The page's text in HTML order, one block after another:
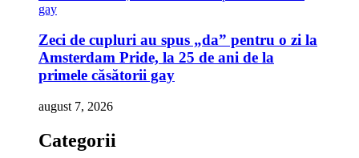
Zeci de cupluri au spus „da” pentru o zi la
Amsterdam Pride, la 25 de ani de la
primele căsătorii gay
august 7, 2026
Categorii